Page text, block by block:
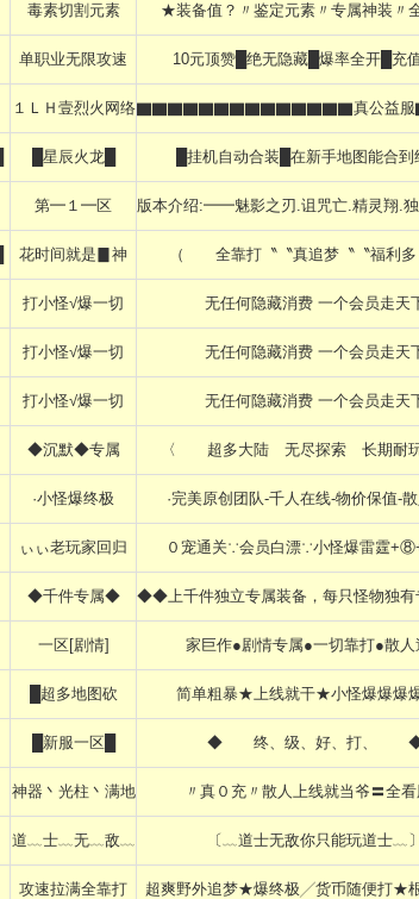
毒素切割元素 ★装备值？〃鉴定元素〃专属神装〃
单职业无限攻速 10元顶赞█绝无隐藏█爆率全开█充
１ＬＨ壹烈火网络
█星辰火龙█ █挂机自动合装█在新手地图能合到
第━１━区
花时间就是▊神 （ 全靠打〝〝真追梦〝〝福利
打小怪√爆一切 无任何隐藏消费 一个会员走天
打小怪√爆一切 无任何隐藏消费 一个会员走天
打小怪√爆一切 无任何隐藏消费 一个会员走天
◆沉默◆专属 〈 超多大陆 无尽探索 长期
·小怪爆终极 ·完美原创团队-千人在线-物价保值-
ぃぃ老玩家回归 ０宠通关∵会员白漂∵小怪爆雷霆
◆千件专属◆
一区[剧情] 家巨作●剧情专属●一切靠打●散人
█超多地图砍 简单粗暴★上线就干★小怪爆爆爆
█新服一区█ ◆ 终、级、好、打、
神器丶光柱丶满地 〃真０充〃散人上线就当爷〓全看
道﹏士﹏无﹏敌﹏ 〔﹏道士无敌你只能玩道士﹏〕
攻速拉满全靠打 超爽野外追梦★爆终极╱货币随便打★